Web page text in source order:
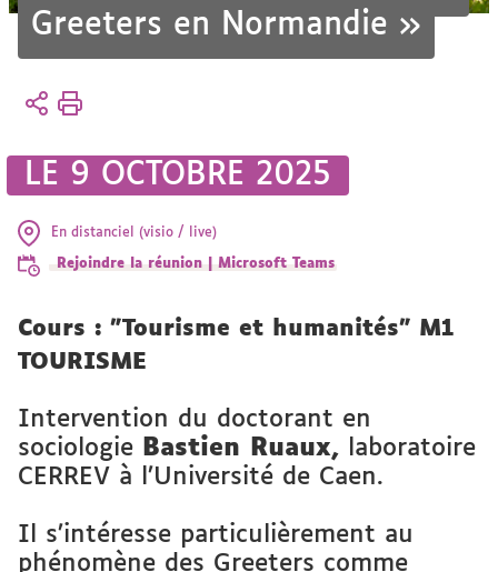
Greeters en Normandie »
Vous
Accueil
l'UFR
Actualités
LE 9 OCTOBRE 2025
En distanciel (visio / live)
Rejoindre la réunion | Microsoft Teams
Cours : "Tourisme et humanités" M1
TOURISME
Intervention du doctorant en
sociologie
Bastien Ruaux, laboratoire
CERREV à l’Université de Caen.
Il s’intéresse particulièrement au
phénomène des Greeters comme